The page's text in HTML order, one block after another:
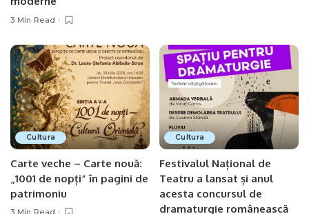
3 Min Read
Cultura
Carte veche – Carte nouă:
„1001 de nopți” în pagini de
patrimoniu
Cultura
Festivalul Național de
Teatru a lansat și anul
acesta concursul de
dramaturgie românească